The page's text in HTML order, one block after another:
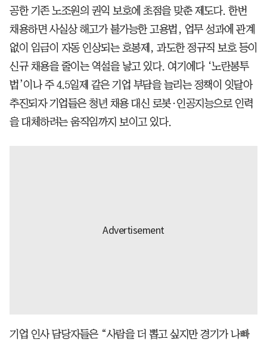
공한 기존 노조원의 권익 보호에 초점을 맞춘 제도다. 한번
채용하면 사실상 해고가 불가능한 고용법, 업무 성과에 관계
없이 임금이 자동 인상되는 호봉제, 과도한 정규직 보호 등이
신규 채용을 줄이는 역설을 낳고 있다. 여기에다 ‘노란봉투
법’이나 주 4.5일제 같은 기업 부담을 늘리는 정책이 잇달아
추진되자 기업들은 청년 채용 대신 로봇·인공지능으로 인력
을 대체하려는 움직임까지 보이고 있다.
기업 인사 담당자들은 “사람을 더 뽑고 싶지만 경기가 나빠